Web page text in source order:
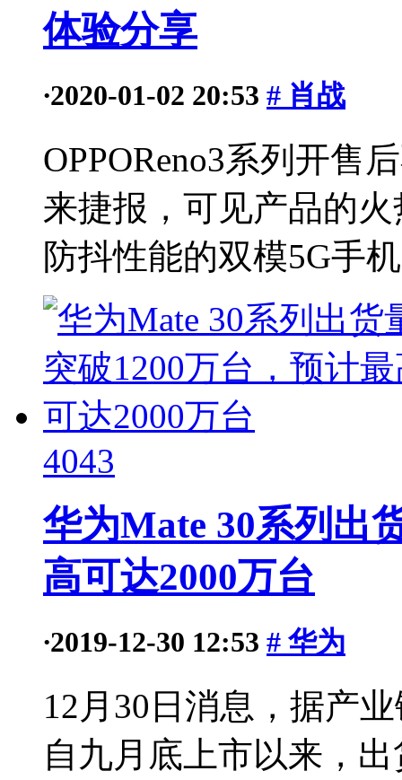
体验分享
·2020-01-02 20:53 # 肖战
OPPOReno3系列开售
来捷报，可见产品的
防抖性能的双模5G手
4043
华为Mate 30系列出
高可达2000万台
·2019-12-30 12:53 # 华为
12月30日消息，据产
自九月底上市以来，